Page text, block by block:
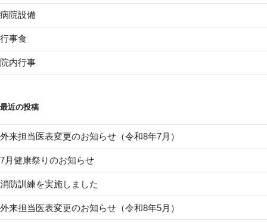
病院設備
行事食
院内行事
最近の投稿
外来担当医表変更のお知らせ（令和8年7月）
7月健康祭りのお知らせ
消防訓練を実施しました
外来担当医表変更のお知らせ（令和8年5月）